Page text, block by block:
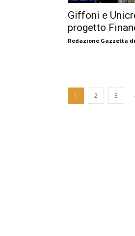
Giffoni e
progetto
Redazione Gazzetta
1 2 3